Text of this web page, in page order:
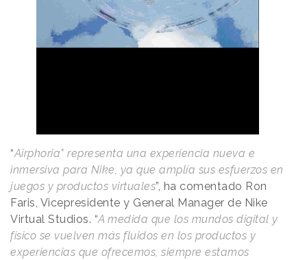
“Airphoria" representa una experiencia nueva e
inmersiva para Nike, ya que amplía sus esfuerzos en
juegos y productos virtuales”, ha comentado Ron
Faris, Vicepresidente y General Manager de Nike
Virtual Studios. “A medida que los mundos digital y
físico se vuelven más fluidos en los productos y
experiencias que ofrecemos, siempre estamos